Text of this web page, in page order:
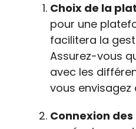
Choix de la
pour une
facilitera la
Assurez-vous
avec les
vous envisagez
Connexion